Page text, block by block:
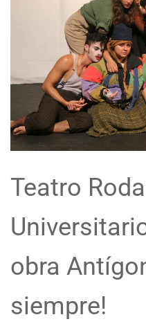
Teatro
obra
siempre!